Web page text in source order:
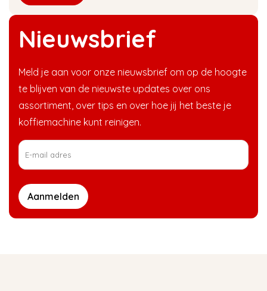
Nieuwsbrief
Meld je aan voor onze nieuwsbrief om op de hoogte
te blijven van de nieuwste updates over ons
assortiment, over tips en over hoe jij het beste je
koffiemachine kunt reinigen.
Aanmelden